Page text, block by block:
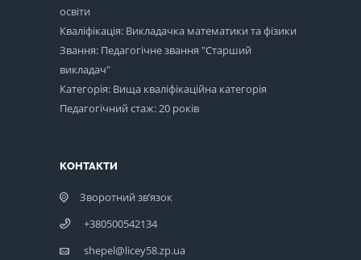
освіти
Кваліфікація: Викладачка математики та фізики
Звання: Педагогічне звання "Старший
викладач"
Категорія: Вища кваліфікаційна категорія
Педагогічний стаж: 20 років
КОНТАКТИ
Зворотний зв’язок
+380500542134
shepel@licey58.zp.ua